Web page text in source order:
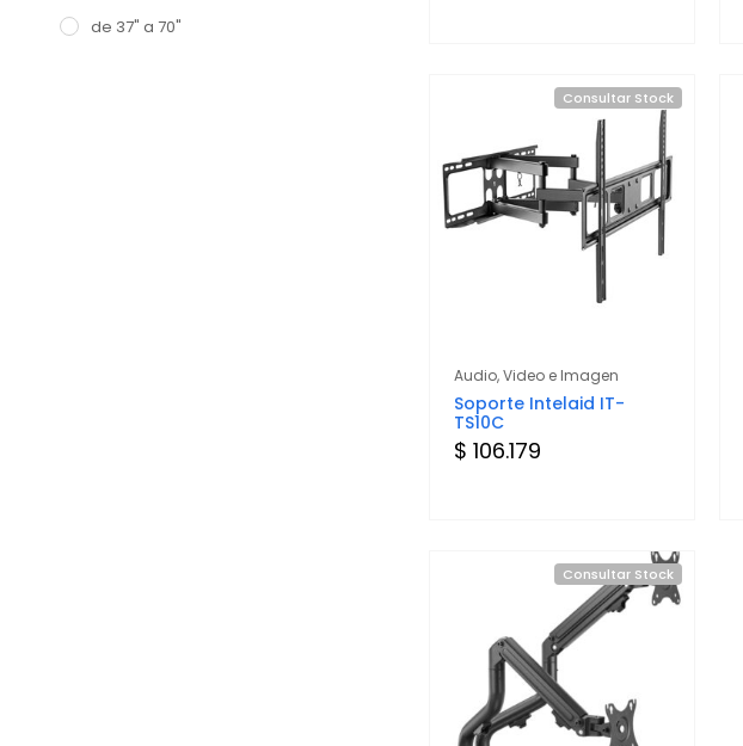
de 37" a 70"
Consultar Stock
Audio, Video e Imagen
Soporte Intelaid IT-
TS10C
$ 106.179
Consultar Stock